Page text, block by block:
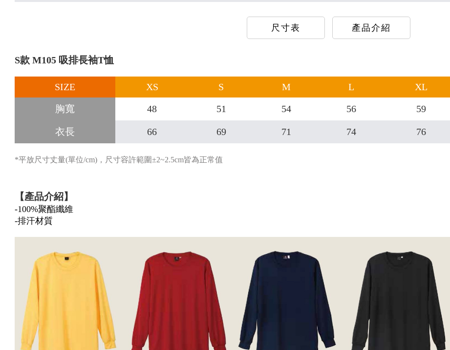
尺寸表 產品介紹
S款 M105 吸排長袖T恤
SIZE XS S M L XL
胸寬 48 51 54 56 59
衣長 66 69 71 74 76
*平放尺寸丈量(單位/cm)，尺寸容許範圍±2~2.5cm皆為正常值
【產品介紹】
-100%聚酯纖維
-排汗材質